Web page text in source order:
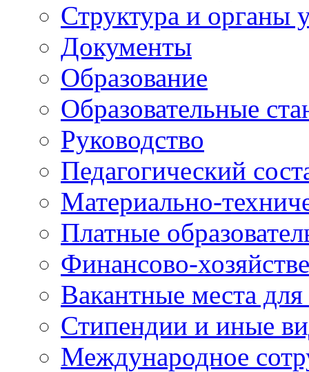
Структура и органы
Документы
Образование
Образовательные
Руководство
Педагогический
Материально-
Платные
Финансово-
Вакантные места
Стипендии и иные
Международное